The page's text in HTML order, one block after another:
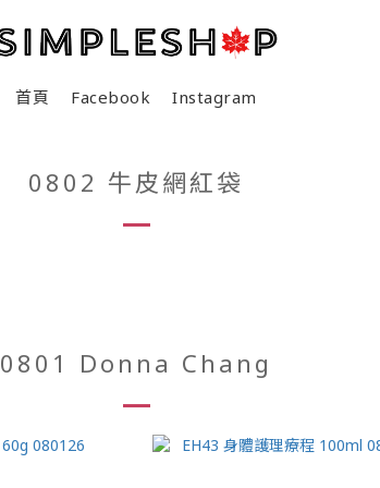
首頁 Facebook Instagram
0802 牛皮網紅袋
0801 Donna Chang